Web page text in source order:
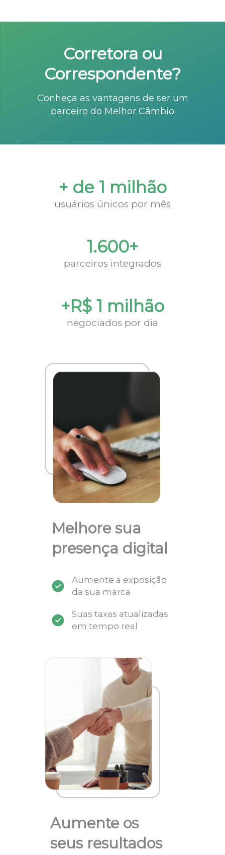
Corretora ou
Correspondente?
Conheça as vantagens de ser um
parceiro do Melhor Câmbio
+ de 1 milhão
usuários únicos por mês
1.600+
parceiros integrados
+R$ 1 milhão
negociados por dia
Melhore sua
presença digital
Aumente a exposição
da sua marca
Suas taxas atualizadas
em tempo real
Aumente os
seus resultados